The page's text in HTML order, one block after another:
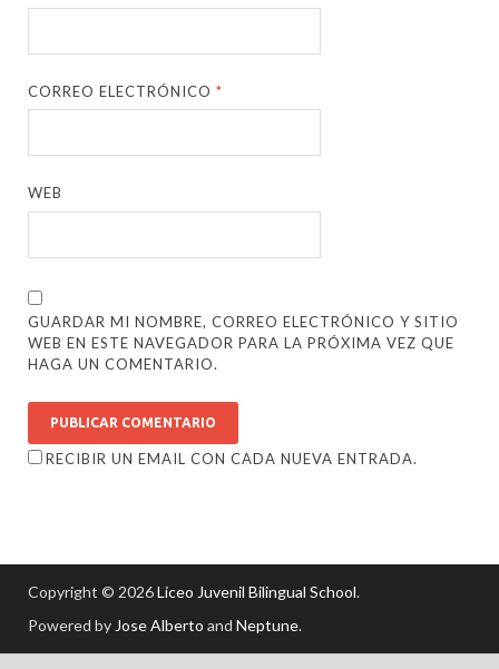
CORREO ELECTRÓNICO*
WEB
GUARDAR MI NOMBRE, CORREO ELECTRÓNICO Y SITIO
WEB EN ESTE NAVEGADOR PARA LA PRÓXIMA VEZ QUE
HAGA UN COMENTARIO.
RECIBIR UN EMAIL CON CADA NUEVA ENTRADA.
Copyright © 2026Liceo Juvenil Bilingual School.
Powered by Jose Alberto and Neptune.